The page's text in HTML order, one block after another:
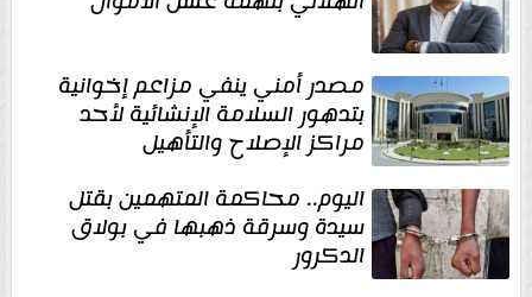
مصدر أمني ينفي مزاعم إخوانية
بتدهور السلامة الإنشائية لأحد
مراكز الإصلاح والتأهيل
اليوم.. محاكمة المتهمين بقتل
سيدة وسرقة ذهبها في بولاق
الدكرور